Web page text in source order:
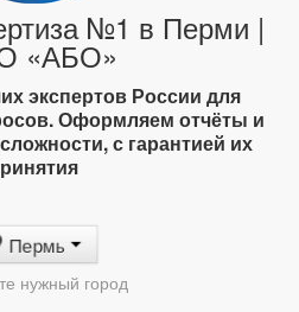
№1 в Перми |
«АБО»
экспертов России для
Оформляем отчёты и
с гарантией их
Пермь
нужный город